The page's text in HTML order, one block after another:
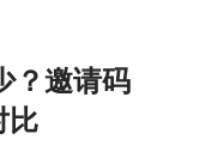
？邀请码
比